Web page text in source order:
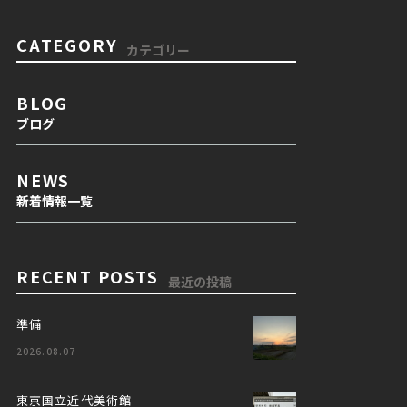
CATEGORY カテゴリー
BLOG
ブログ
NEWS
新着情報一覧
RECENT POSTS 最近の投稿
準備
2026.08.07
東京国立近代美術館